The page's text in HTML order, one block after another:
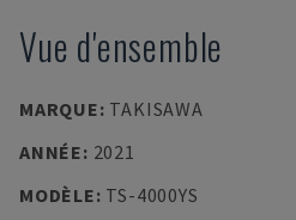
Vue d'ensemble
MARQUE: TAKISAWA
ANNÉE: 2021
MODÈLE: TS-4000YS